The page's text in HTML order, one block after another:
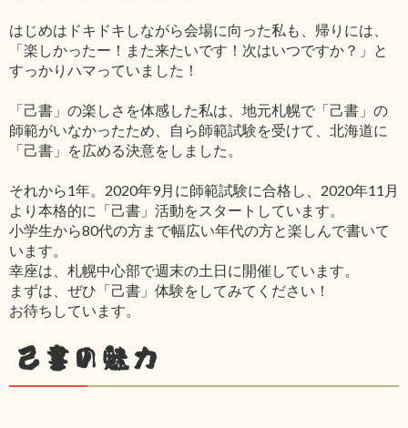
はじめはドキドキしながら会場に向った私も、帰りには、
「楽しかったー！また来たいです！次はいつですか？」と
すっかりハマっていました！
「己書」の楽しさを体感した私は、地元札幌で「己書」の
師範がいなかったため、自ら師範試験を受けて、北海道に
「己書」を広める決意をしました。
それから1年。2020年9月に師範試験に合格し、2020年11月
より本格的に「己書」活動をスタートしています。
小学生から80代の方まで幅広い年代の方と楽しんで書いて
います。
幸座は、札幌中心部で週末の土日に開催しています。
まずは、ぜひ「己書」体験をしてみてください！
お待ちしています。
己書の魅力